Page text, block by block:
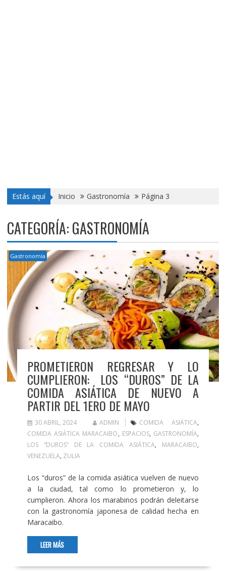
Estás aquí Inicio Gastronomía Página 3
CATEGORÍA:GASTRONOMÍA
Gastronomía
PROMETIERON REGRESAR Y LO
CUMPLIERON: LOS “DUROS” DE LA
COMIDA ASIÁTICA DE NUEVO A
PARTIR DEL 1ERO DE MAYO
30 ABRIL, 2024 ADMIN COMIDA ASIÁTICA,
COMIDA ASIÁTICA MARACAIBO, ESPACIOS, GASTRONOMÍA,
LOS “DUROS” DE LA COMIDA ASIÁTICA, MARACAIBO,
VENEZUELA, ZULIA
Los “duros” de la comida asiática vuelven de nuevo
a la ciudad, tal como lo prometieron y, lo
cumplieron. Ahora los marabinos podrán deleitarse
con la gastronomía japonesa de calidad hecha en
Maracaibo.
LEER MÁS